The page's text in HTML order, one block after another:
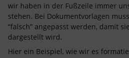
wir haben in der Fußzeile immer
stehen. Bei Dokumentvorlagen
“falsch” angepasst werden, damit
dargestellt wird.
Hier ein Beispiel, wie wir es